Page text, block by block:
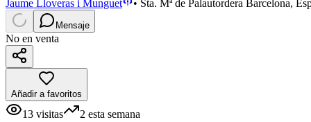
Jaume Lloveras i Munguet • Sta. Mª de Palautordera Barcelona,
Mensaje
No en venta
Añadir a favoritos
13 visitas 2 esta semana